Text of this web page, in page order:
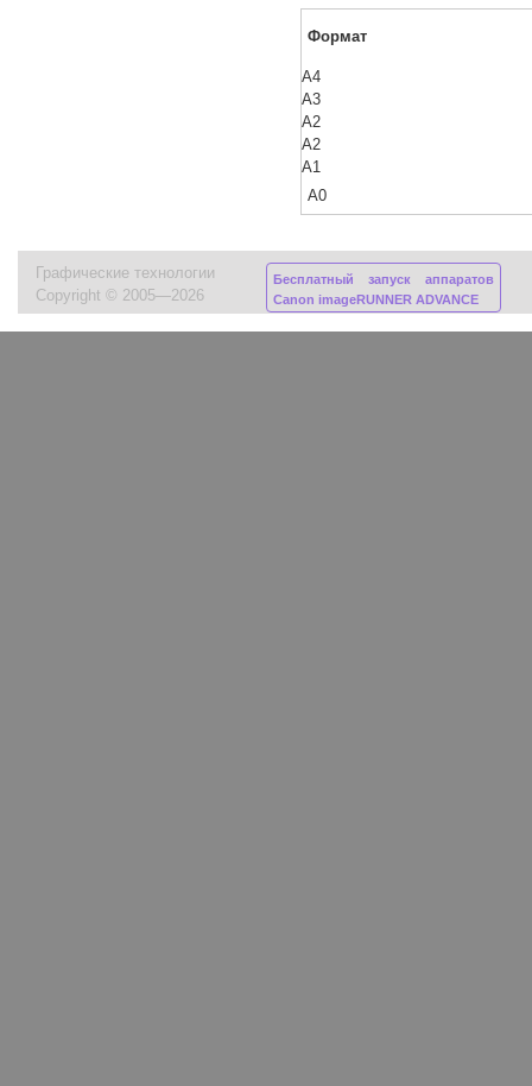
Формат
А4
А3
А2
А2
А1
А0
Графические технологии
Copyright © 2005—2026
Бесплатный запуск аппаратов
Canon imageRUNNER ADVANCE